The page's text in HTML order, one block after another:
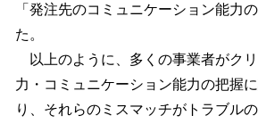
「発注先のコミュニケーション能力
た。
以上のように、多くの事業者がク
力・コミュニケーション能力の把握
り、それらのミスマッチがトラブル